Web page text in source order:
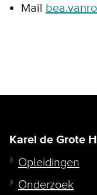
Mail
Karel de Grote
Opleidingen
Onderzoek